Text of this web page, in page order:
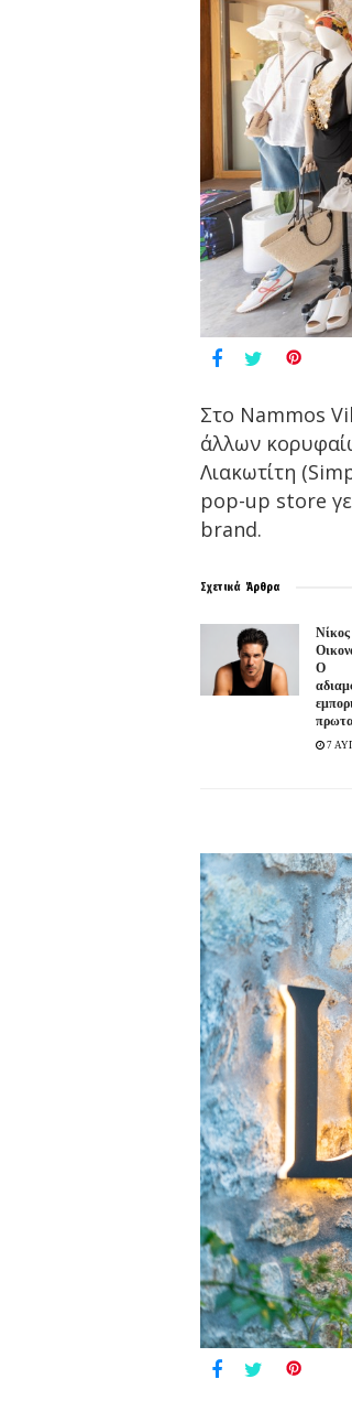
Στο Nammos
άλλων
Λιακωτίτη
pop-up store
brand.
Σχετικά Άρθρα
Νίκος
Ο
7